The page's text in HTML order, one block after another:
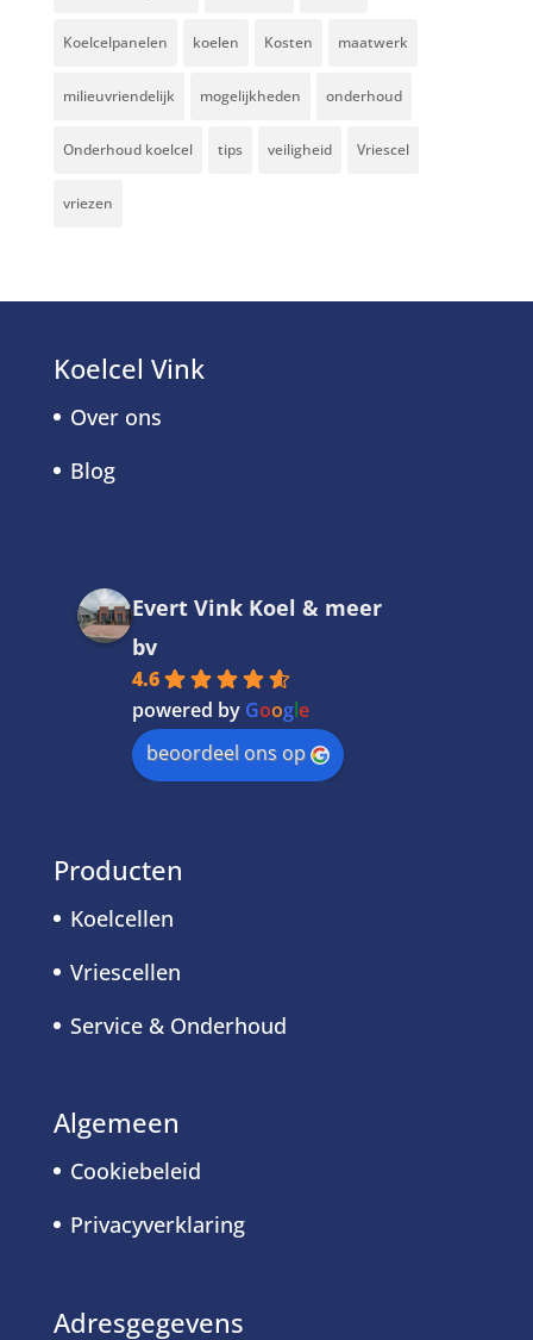
Koelcelpanelen koelen Kosten maatwerk
milieuvriendelijk mogelijkheden onderhoud
Onderhoud koelcel tips veiligheid Vriescel
vriezen
Koelcel Vink
Over ons
Blog
Evert Vink Koel & meer
bv
4.6
powered by Google
beoordeel ons op
Producten
Koelcellen
Vriescellen
Service & Onderhoud
Algemeen
Cookiebeleid
Privacyverklaring
Adresgegevens